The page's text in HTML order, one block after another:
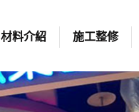
材料介紹 施工整修